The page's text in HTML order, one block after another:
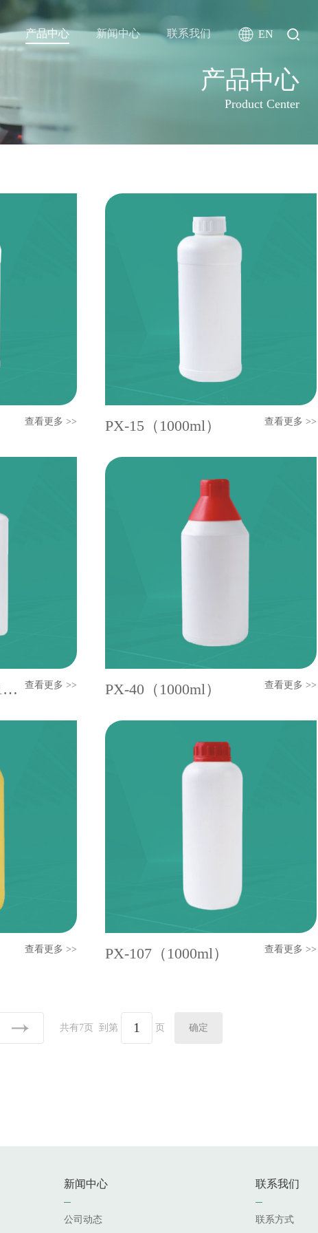
产品中心 新闻中心 联系我们 EN
产品中心
Product Center
查看更多 >> 查看更多 >>
PX-15（1000ml）
查看更多 >>
PX-24（防盗圈）（1000ml） 查看更多 >>
PX-40（1000ml）
查看更多 >> 查看更多 >>
PX-107（1000ml）
共有7页 到第 页
新闻中心
公司动态
联系我们
联系方式